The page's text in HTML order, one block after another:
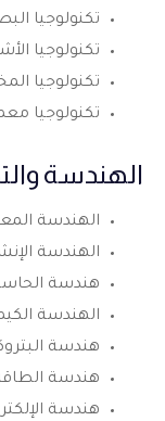
تكنولوجيا
تكنولوجيا
تكنولوجيا
تكنولوجيا
الهندسة
الهندسة
الهندسة
هندسة
الهندسة
هندسة
هندسة
هندسة